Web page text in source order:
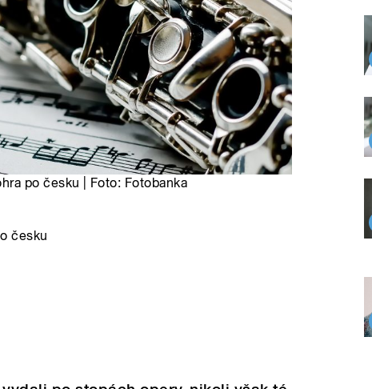
po česku | Foto: Fotobanka
česku